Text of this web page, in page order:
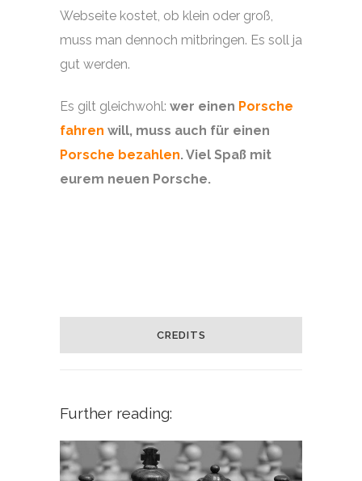
Webseite kostet, ob klein oder groß,
muss man dennoch mitbringen. Es soll ja
gut werden.
Es gilt gleichwohl: wer einen Porsche
fahren will, muss auch für einen
Porsche bezahlen. Viel Spaß mit
eurem neuen Porsche.
CREDITS
Further reading: